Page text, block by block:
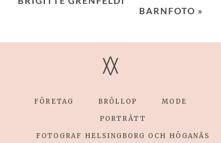
BARNFOTO »
V
V
FÖRETAG BRÖLLOP MODE
PORTRÄTT
FOTOGRAF HELSINGBORG OCH HÖGANÄS